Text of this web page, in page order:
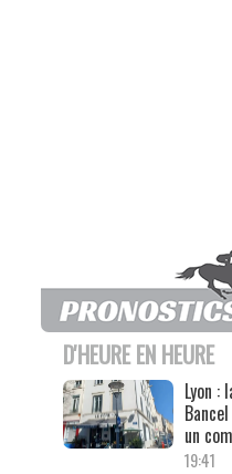
D'HEURE EN HEURE
Lyon :
un
19:41